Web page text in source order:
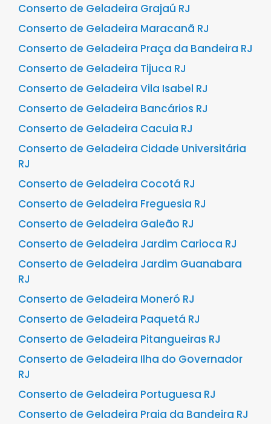
Conserto de Geladeira Grajaú RJ
Conserto de Geladeira Maracanã RJ
Conserto de Geladeira Praça da Bandeira RJ
Conserto de Geladeira Tijuca RJ
Conserto de Geladeira Vila Isabel RJ
Conserto de Geladeira Bancários RJ
Conserto de Geladeira Cacuia RJ
Conserto de Geladeira Cidade Universitária
RJ
Conserto de Geladeira Cocotá RJ
Conserto de Geladeira Freguesia RJ
Conserto de Geladeira Galeão RJ
Conserto de Geladeira Jardim Carioca RJ
Conserto de Geladeira Jardim Guanabara
RJ
Conserto de Geladeira Moneró RJ
Conserto de Geladeira Paquetá RJ
Conserto de Geladeira Pitangueiras RJ
Conserto de Geladeira Ilha do Governador
RJ
Conserto de Geladeira Portuguesa RJ
Conserto de Geladeira Praia da Bandeira RJ